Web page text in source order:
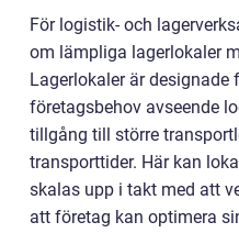
För logistik- och
om lämpliga lagerlokaler
Lagerlokaler är designade
företagsbehov avseende
tillgång till större
transporttider. Här kan
skalas upp i takt med att
att företag kan optimera